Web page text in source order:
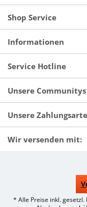
Shop Service
Informationen
Service Hotline
Unsere Communitys
Unsere
Wir versenden mit:
* Alle Preise inkl.